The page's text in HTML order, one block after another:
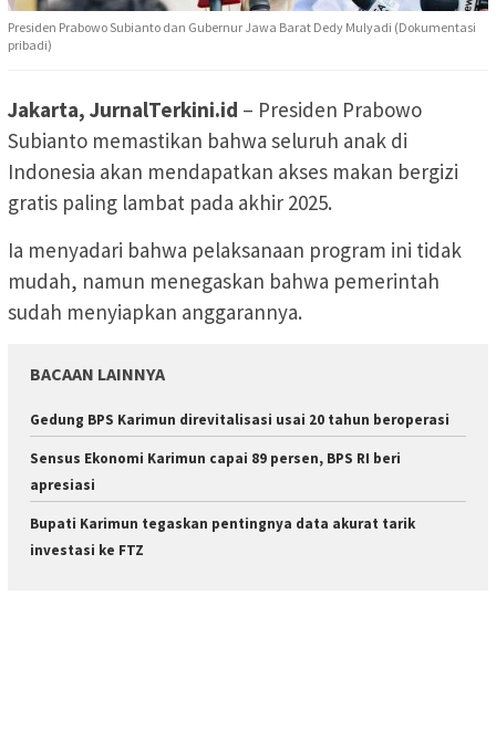
Presiden Prabowo Subianto dan Gubernur Jawa Barat Dedy Mulyadi (Dokumentasi
pribadi)
Jakarta, JurnalTerkini.id – Presiden Prabowo
Subianto memastikan bahwa seluruh anak di
Indonesia akan mendapatkan akses makan bergizi
gratis paling lambat pada akhir 2025.
Ia menyadari bahwa pelaksanaan program ini tidak
mudah, namun menegaskan bahwa pemerintah
sudah menyiapkan anggarannya.
BACAAN LAINNYA
Gedung BPS Karimun direvitalisasi usai 20 tahun beroperasi
Sensus Ekonomi Karimun capai 89 persen, BPS RI beri
apresiasi
Bupati Karimun tegaskan pentingnya data akurat tarik
investasi ke FTZ